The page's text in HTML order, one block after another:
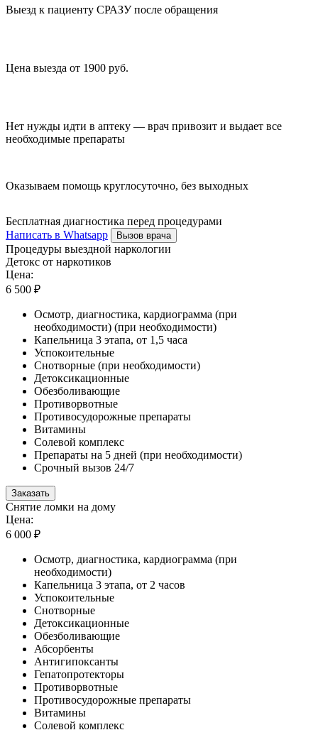
Выезд к пациенту СРАЗУ после обращения
Цена выезда от 1900 руб.
Нет нужды идти в аптеку — врач привозит и выдает все
необходимые препараты
Оказываем помощь круглосуточно, без выходных
Бесплатная диагностика перед процедурами
Написать в Whatsapp
Вызов врача
Процедуры выездной наркологии
Детокс от наркотиков
Цена:
6 500 ₽
Осмотр, диагностика, кардиограмма (при
необходимости) (при необходимости)
Капельница 3 этапа, от 1,5 часа
Успокоительные
Снотворные (при необходимости)
Детоксикационные
Обезболивающие
Противорвотные
Противосудорожные препараты
Витамины
Солевой комплекс
Препараты на 5 дней (при необходимости)
Срочный вызов 24/7
Заказать
Снятие ломки на дому
Цена:
6 000 ₽
Осмотр, диагностика, кардиограмма (при
необходимости)
Капельница 3 этапа, от 2 часов
Успокоительные
Снотворные
Детоксикационные
Обезболивающие
Абсорбенты
Антигипоксанты
Гепатопротекторы
Противорвотные
Противосудорожные препараты
Витамины
Солевой комплекс